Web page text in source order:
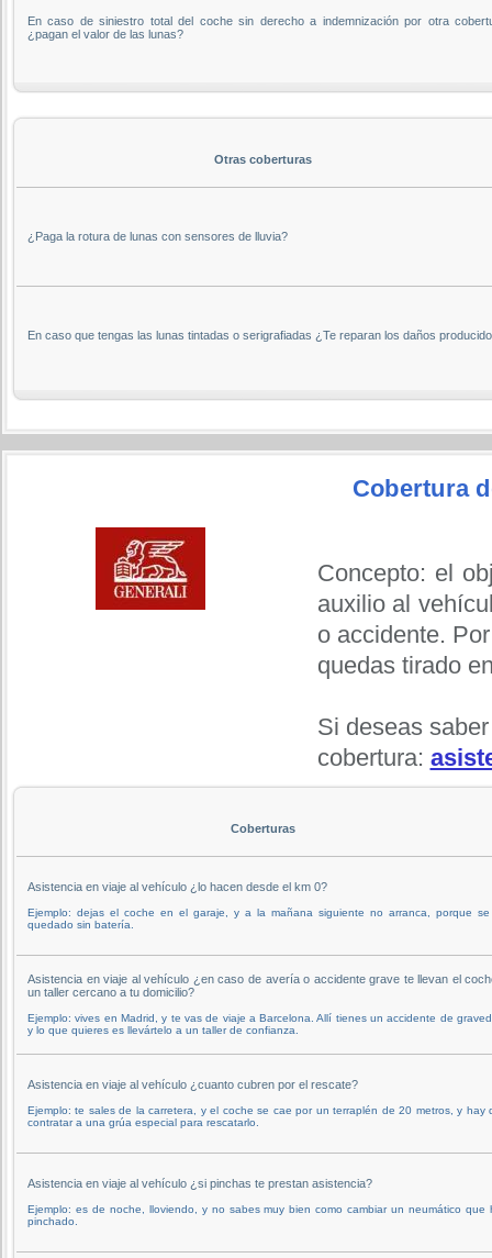
En caso de siniestro total del coche sin derecho a indemnización por otra
¿pagan el valor de las lunas?
Otras coberturas
¿Paga la rotura de lunas con sensores de lluvia?
En caso que tengas las lunas tintadas o serigrafiadas ¿Te reparan los daños
Cobertura
Concepto: el
auxilio al
o accidente.
quedas tirado
Si deseas
cobertura:
Coberturas
Asistencia en viaje al vehículo ¿lo hacen desde el km 0?
Ejemplo: dejas el coche en el garaje, y a la mañana siguiente no arranca, porque
quedado sin batería.
Asistencia en viaje al vehículo ¿en caso de avería o accidente grave te llevan el
un taller cercano a tu domicilio?
Ejemplo: vives en Madrid, y te vas de viaje a Barcelona. Allí tienes un accidente de
y lo que quieres es llevártelo a un taller de confianza.
Asistencia en viaje al vehículo ¿cuanto cubren por el rescate?
Ejemplo: te sales de la carretera, y el coche se cae por un terraplén de 20 metros, y hay
contratar a una grúa especial para rescatarlo.
Asistencia en viaje al vehículo ¿si pinchas te prestan asistencia?
Ejemplo: es de noche, lloviendo, y no sabes muy bien como cambiar un neumático que
pinchado.